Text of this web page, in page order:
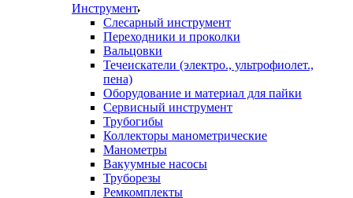
Инструмент
Слесарный инструмент
Переходники и проколки
Вальцовки
Течеискатели (электро., ультрофиолет.,
пена)
Оборудование и материал для пайки
Сервисный инструмент
Трубогибы
Коллекторы манометрические
Манометры
Вакуумные насосы
Труборезы
Ремкомплекты